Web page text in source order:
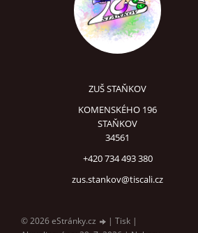
ZUŠ STAŇKOV
KOMENSKÉHO 196
STAŇKOV
34561
+420 734 493 380
zus.stankov@tiscali.cz
© 2026 eStránky.cz | Tisk |